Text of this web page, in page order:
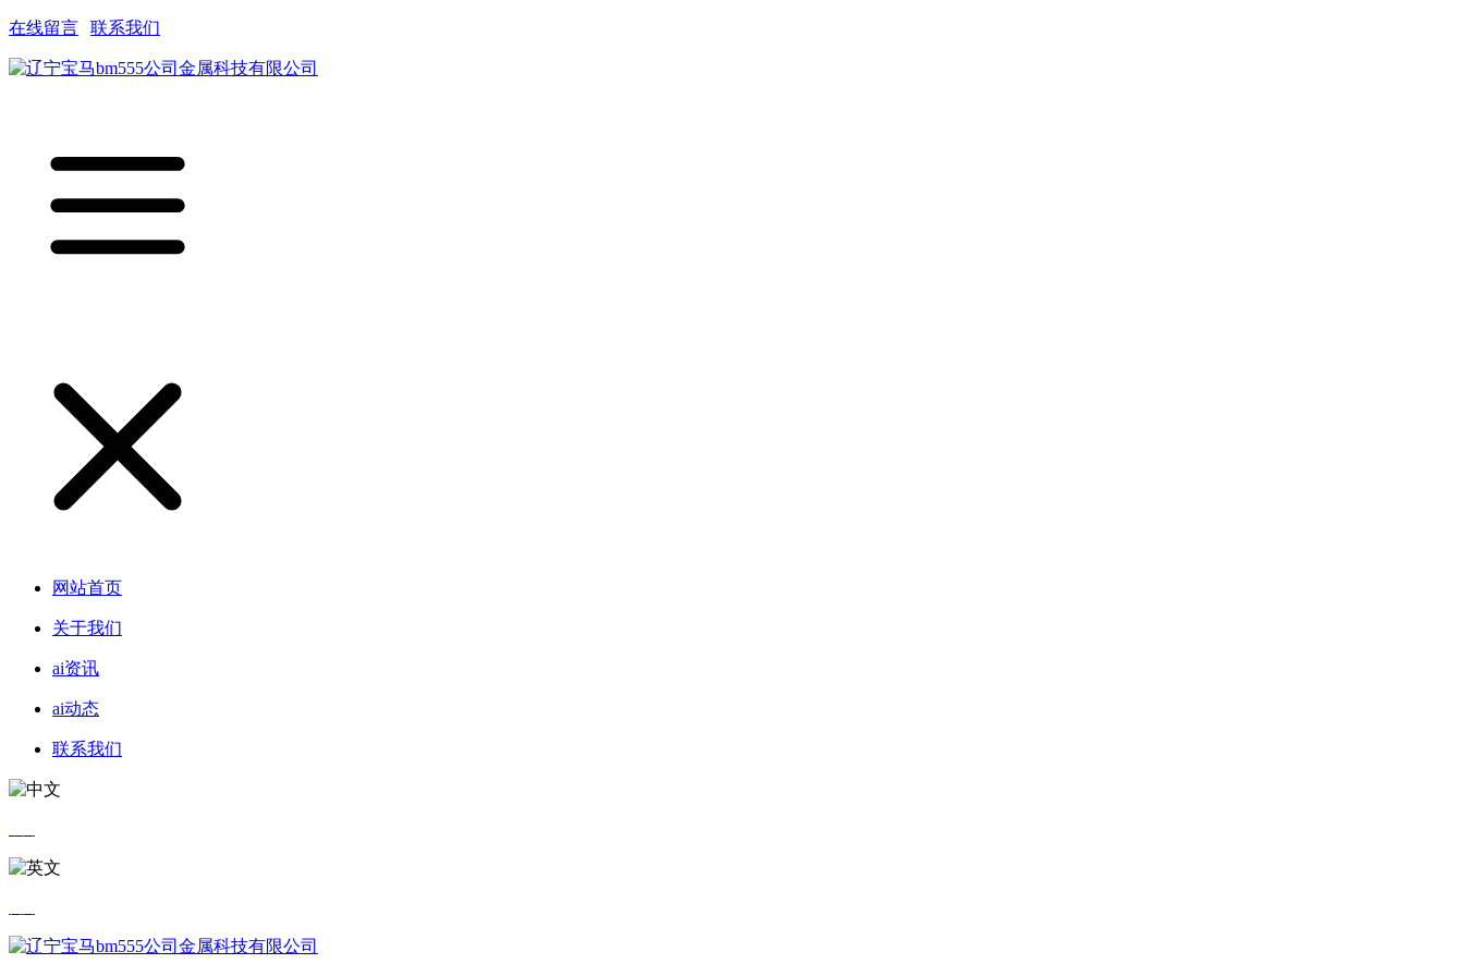
在线留言 联系我们
网站首页
关于我们
ai资讯
ai动态
联系我们